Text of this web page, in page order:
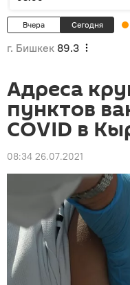
Вчера Сегодня
г. Бишкек 89.3
Адреса
пунктов
COVID в
08:34 26.07.2021